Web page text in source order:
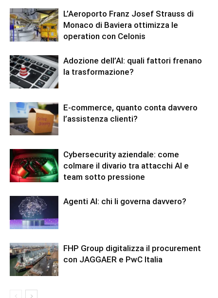
L’Aeroporto Franz Josef Strauss di
Monaco di Baviera ottimizza le
operation con Celonis
Adozione dell’AI: quali fattori frenano
la trasformazione?
E-commerce, quanto conta davvero
l’assistenza clienti?
Cybersecurity aziendale: come
colmare il divario tra attacchi AI e
team sotto pressione
Agenti AI: chi li governa davvero?
FHP Group digitalizza il procurement
con JAGGAER e PwC Italia